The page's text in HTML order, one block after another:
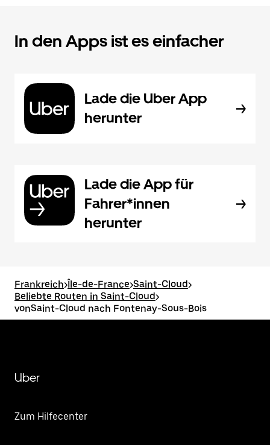
In den Apps ist es einfacher
Lade die Uber App
herunter
Lade die App für
Fahrer*innen
herunter
Frankreich>Île-de-France>Saint-Cloud>
Beliebte Routen in Saint-Cloud>
vonSaint-Cloud nach Fontenay-Sous-Bois
Uber
Zum Hilfecenter